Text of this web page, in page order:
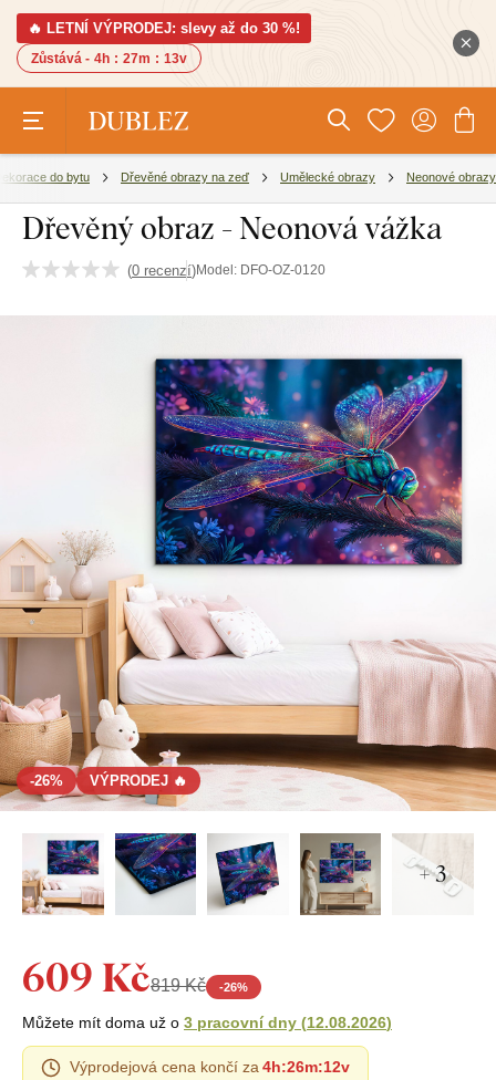
🔥 LETNÍ VÝPRODEJ: slevy až do 30 %!
Zůstává - 4h : 27m : 12v
do bytu Dřevěné obrazy na zeď Umělecké obrazy Neonové obrazy
Dřevěný obraz - Neonová vážka
(0 recenzí)Model: DFO-OZ-0120
-26% VÝPRODEJ 🔥
+ 3
609 Kč819 Kč -26%
Můžete mít doma už o 3 pracovní dny (12.08.2026)
Výprodejová cena končí za 4h:26m:11v